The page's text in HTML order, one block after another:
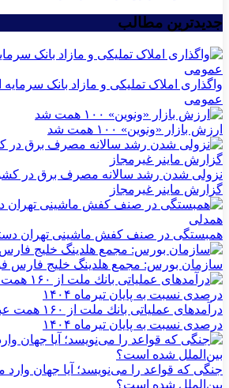
جدیدترین مطالب
واگذاری املاک تملیکی و مازاد بانک
عمومی
ارزش بازار «ونوین» ۱۰۰ همت شد
نزولی شدن رشد سالانه مصرف برق در
گزارش ماینر غیرمجاز
همبستگی در صنف کفش ماشینی تهران
سازمان بورس: مجمع هلدینگ خلیج فارس
درصدی نسبت به پایان تیرماه ۱۴۰۴
جنگی که قواعد را می‌نویسد؛ آیا جهان وارد
بین‌الملل شده است؟